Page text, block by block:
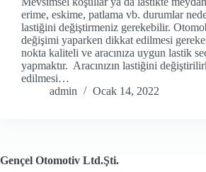
erime, eskime, patlama vb. durumlar
lastiğini değiştirmeniz gerekebilir.
değişimi yaparken dikkat edilmesi
nokta kaliteli ve aracınıza uygun lastik
yapmaktır. Aracınızın lastiğini
edilmesi…
admin
Ocak 14, 2022
Gençel Otomotiv Ltd.Şti.